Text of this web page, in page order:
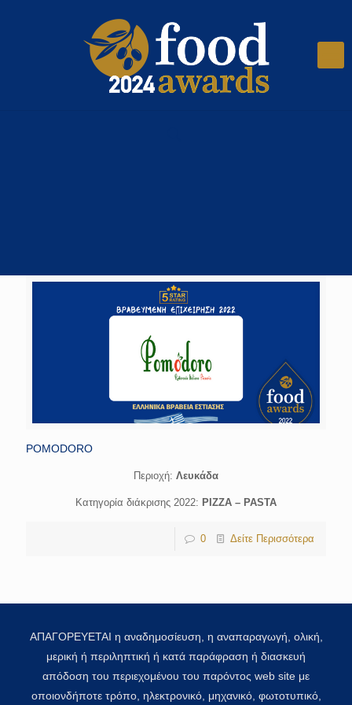
POMODORO
Περιοχή: Λευκάδα
Κατηγορία διάκρισης 2022: PIZZA – PASTA
0 Δείτε Περισσότερα
ΑΠΑΓΟΡΕΥΕΤΑΙ η αναδημοσίευση, η αναπαραγωγή, ολική,
μερική ή περιληπτική ή κατά παράφραση ή διασκευή
απόδοση του περιεχομένου του παρόντος web site με
οποιονδήποτε τρόπο, ηλεκτρονικό, μηχανικό, φωτοτυπικό,